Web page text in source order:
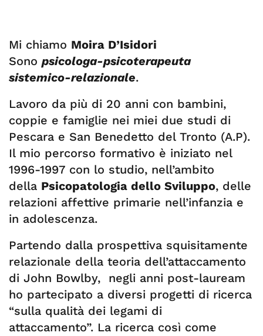
Mi chiamo Moira D’Isidori
Sono psicologa-psicoterapeuta
sistemico-relazionale.
Lavoro da più di 20 anni con bambini,
coppie e famiglie nei miei due studi di
Pescara e San Benedetto del Tronto (A.P).
Il mio percorso formativo è iniziato nel
1996-1997 con lo studio, nell’ambito
della Psicopatologia dello Sviluppo, delle
relazioni affettive primarie nell’infanzia e
in adolescenza.
Partendo dalla prospettiva squisitamente
relazionale della teoria dell’attaccamento
di John Bowlby, negli anni post-lauream
ho partecipato a diversi progetti di ricerca
“sulla qualità dei legami di
attaccamento”. La ricerca così come